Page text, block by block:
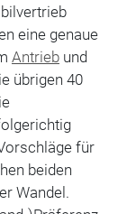
eine genaue
Antriebund
übrigen 40
für
beiden
Wandel.